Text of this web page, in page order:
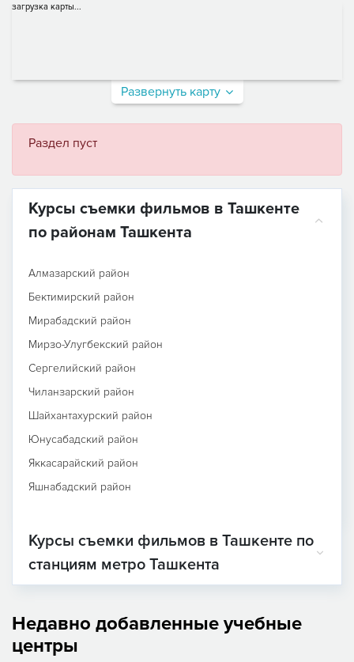
загрузка карты...
Развернуть карту
Раздел пуст
Курсы съемки фильмов в Ташкенте
по районам Ташкента
Алмазарский район
Бектимирский район
Мирабадский район
Мирзо-Улугбекский район
Сергелийский район
Чиланзарский район
Шайхантахурский район
Юнусабадский район
Яккасарайский район
Яшнабадский район
Курсы съемки фильмов в Ташкенте по
станциям метро Ташкента
Недавно добавленные учебные
центры